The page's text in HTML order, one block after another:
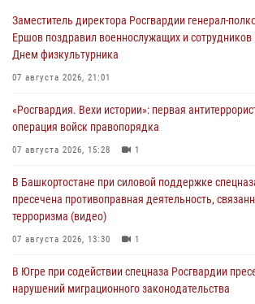
Заместитель директора Росгвардии генерал-
Ершов поздравил военнослужащих и сотрудников
Днем физкультурника
07 августа 2026, 21:01
«Росгвардия. Вехи истории»: первая
операция войск правопорядка
07 августа 2026, 15:28 1
В Башкортостане при силовой поддержке
пресечена противоправная деятельность,
терроризма (видео)
07 августа 2026, 13:30 1
В Югре при содействии спецназа Росгвардии
нарушений миграционного законодательства